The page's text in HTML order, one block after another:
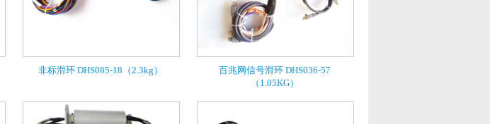
非标滑环 DHS085-18（2.3kg）
百兆网信号滑环 DHS036-57
（1.05KG）